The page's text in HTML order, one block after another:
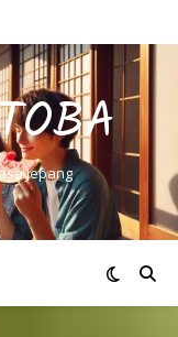
Jepang